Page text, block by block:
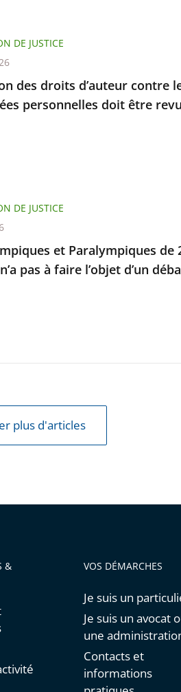
des droits d’auteur contre
personnelles doit être revu
DE JUSTICE
et Paralympiques de
pas à faire l’objet d’un
DE JUSTICE
plus d'articles
&
VOS DÉMARCHES
Je suis un
Je suis un avocat
une
Contacts et
informations